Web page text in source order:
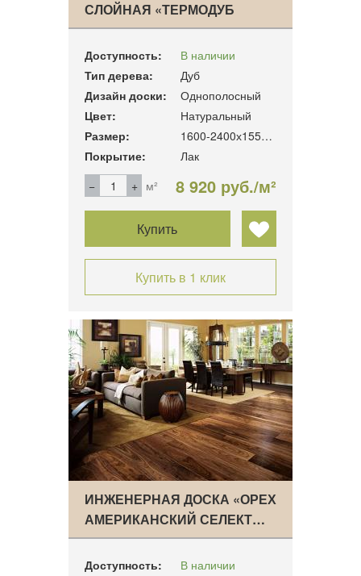
СЛОЙНАЯ «ТЕРМОДУБ
КЛАСС…
Доступность:
В наличии
Тип дерева:
Дуб
Дизайн доски:
Однополосный
Цвет:
Натуральный
Размер:
1600-2400х155х16 мм.
Покрытие:
Лак
м²
8 920 руб./м²
Купить
Купить в 1 клик
ИНЖЕНЕРНАЯ ДОСКА «ОРЕХ
АМЕРИКАНСКИЙ СЕЛЕКТ…
Доступность:
В наличии